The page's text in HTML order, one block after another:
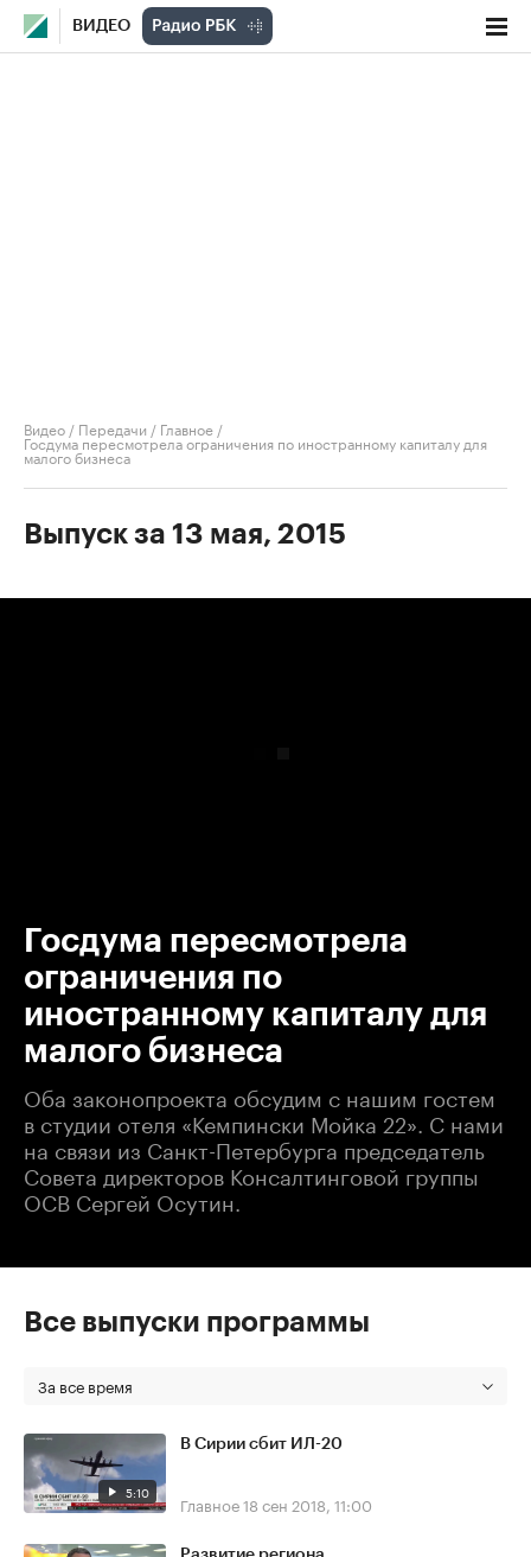
ВИДЕО
Видео / Передачи / Главное /
Госдума пересмотрела ограничения по иностранному капиталу для
малого бизнеса
Выпуск за 13 мая, 2015
Госдума пересмотрела
ограничения по
иностранному капиталу для
малого бизнеса
Оба законопроекта обсудим с нашим гостем
в студии отеля «Кемпински Мойка 22». С нами
на связи из Санкт-Петербурга председатель
Совета директоров Консалтинговой группы
ОСВ Сергей Осутин.
Все выпуски программы
За все время
5:10
В Сирии сбит ИЛ-20
Главное18 сен 2018, 11:00